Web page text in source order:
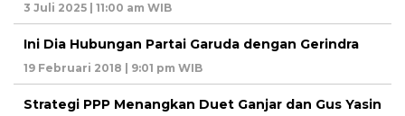
3 Juli 2025 | 11:00 am WIB
Ini Dia Hubungan Partai Garuda dengan Gerindra
19 Februari 2018 | 9:01 pm WIB
Strategi PPP Menangkan Duet Ganjar dan Gus Yasin